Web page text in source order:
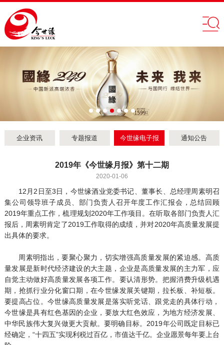
企业资讯 专题报道 今世缘电子报 通知公告
2019年《今世缘月报》第十二期
2020-01-06
12月2日至3日，今世缘酒业党委书记、董事长、总经理周素明召
集公司领导班子成员、部门负责人召开年度工作汇报会，总结回顾
2019年重点工作，梳理规划2020年工作项目。在听取各部门负责人汇
报后，周素明肯定了2019工作取得的成绩，并对2020年高质量发展提
出具体的要求。
周素明指出，要聚心聚力，切实增强高质量发展的紧迫感。高质
量发展是新时代经济建设的大主题，企业是高质量发展的主力军，应
自觉主动做好高质量发展各项工作。要认清形势。把握消费升级机遇
期，抢抓行业分化窗口期，在今世缘发展关键期，拉长板、补短板。
要提高占位。今世缘高质量发展是落实听党话、跟党走的具体行动，
今世缘是具有红色基因的企业，要放大红色效应，为地方经济发展、
中华民族伟大复兴做更大贡献。要明确目标。2019年公司既定目标已
经确定，“十四五”实现利税过百亿，市值达千亿。企业愿景每年要上台